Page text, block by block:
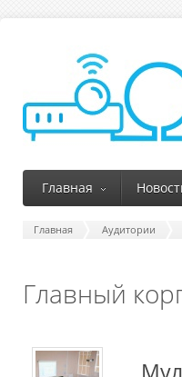
Главная
Главная Аудитории
Главный